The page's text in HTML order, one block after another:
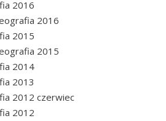
2016
2016
2015
2015
2014
2013
2012 czerwiec
2012